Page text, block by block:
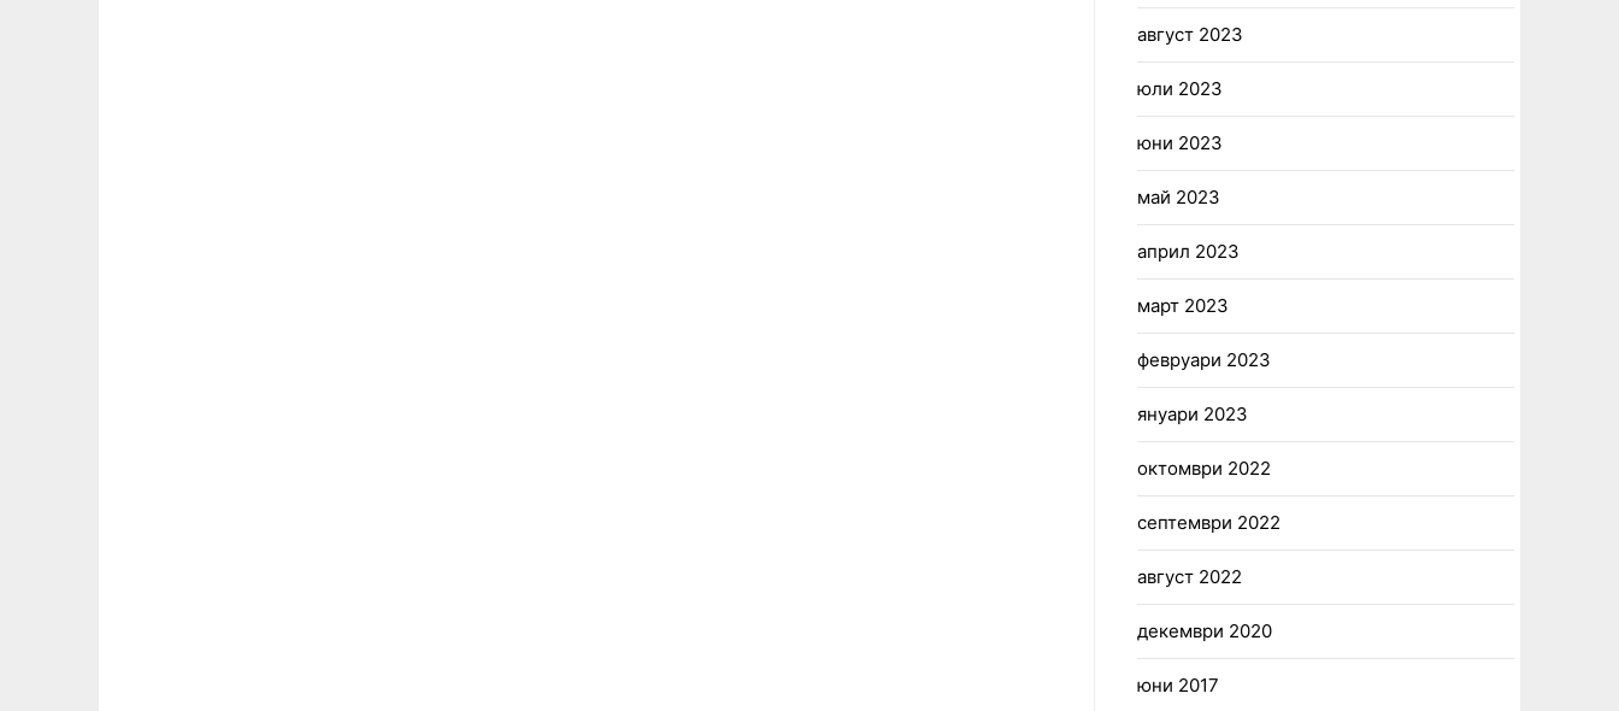
август 2023
юли 2023
юни 2023
май 2023
април 2023
март 2023
февруари 2023
януари 2023
октомври 2022
септември 2022
август 2022
декември 2020
юни 2017